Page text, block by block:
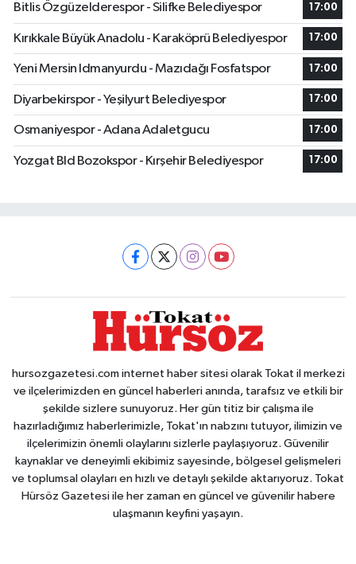
Bitlis Özgüzelderespor - Silifke Belediyespor 17:00
Kırıkkale Büyük Anadolu - Karaköprü Belediyespor 17:00
Yeni Mersin Idmanyurdu - Mazıdağı Fosfatspor 17:00
Diyarbekirspor - Yeşilyurt Belediyespor 17:00
Osmaniyespor - Adana Adaletgucu 17:00
Yozgat Bld Bozokspor - Kırşehir Belediyespor 17:00
hursozgazetesi.com internet haber sitesi olarak Tokat il merkezi
ve ilçelerimizden en güncel haberleri anında, tarafsız ve etkili bir
şekilde sizlere sunuyoruz. Her gün titiz bir çalışma ile
hazırladığımız haberlerimizle, Tokat'ın nabzını tutuyor, ilimizin ve
ilçelerimizin önemli olaylarını sizlerle paylaşıyoruz. Güvenilir
kaynaklar ve deneyimli ekibimiz sayesinde, bölgesel gelişmeleri
ve toplumsal olayları en hızlı ve detaylı şekilde aktarıyoruz. Tokat
Hürsöz Gazetesi ile her zaman en güncel ve güvenilir habere
ulaşmanın keyfini yaşayın.